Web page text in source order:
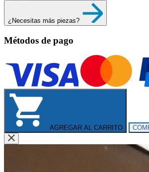
¿Necesitas más piezas?
Métodos de pago
AGREGAR AL CARRITO